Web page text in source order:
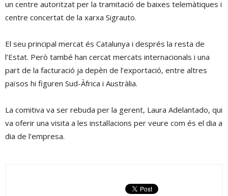
un centre autoritzat per la tramitació de baixes telemàtiques i
centre concertat de la xarxa Sigrauto.
El seu principal mercat és Catalunya i després la resta de
l’Estat. Però també han cercat mercats internacionals i una
part de la facturació ja depèn de l’exportació, entre altres
països hi figuren Sud-Àfrica i Austràlia.
La comitiva va ser rebuda per la gerent, Laura Adelantado, qui
va oferir una visita a les instal·lacions per veure com és el dia a
dia de l’empresa.